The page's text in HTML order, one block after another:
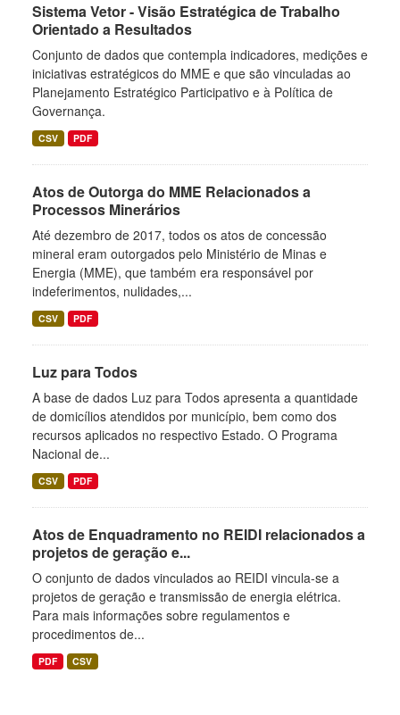
Sistema Vetor - Visão Estratégica de Trabalho
Orientado a Resultados
Conjunto de dados que contempla indicadores, medições e
iniciativas estratégicos do MME e que são vinculadas ao
Planejamento Estratégico Participativo e à Política de
Governança.
CSV PDF
Atos de Outorga do MME Relacionados a
Processos Minerários
Até dezembro de 2017, todos os atos de concessão
mineral eram outorgados pelo Ministério de Minas e
Energia (MME), que também era responsável por
indeferimentos, nulidades,...
CSV PDF
Luz para Todos
A base de dados Luz para Todos apresenta a quantidade
de domicílios atendidos por município, bem como dos
recursos aplicados no respectivo Estado. O Programa
Nacional de...
CSV PDF
Atos de Enquadramento no REIDI relacionados a
projetos de geração e...
O conjunto de dados vinculados ao REIDI vincula-se a
projetos de geração e transmissão de energia elétrica.
Para mais informações sobre regulamentos e
procedimentos de...
PDF CSV